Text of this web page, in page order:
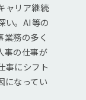
ャリア継続
い。AI等の
業務の多く
事の仕事が
事にシフト
になってい